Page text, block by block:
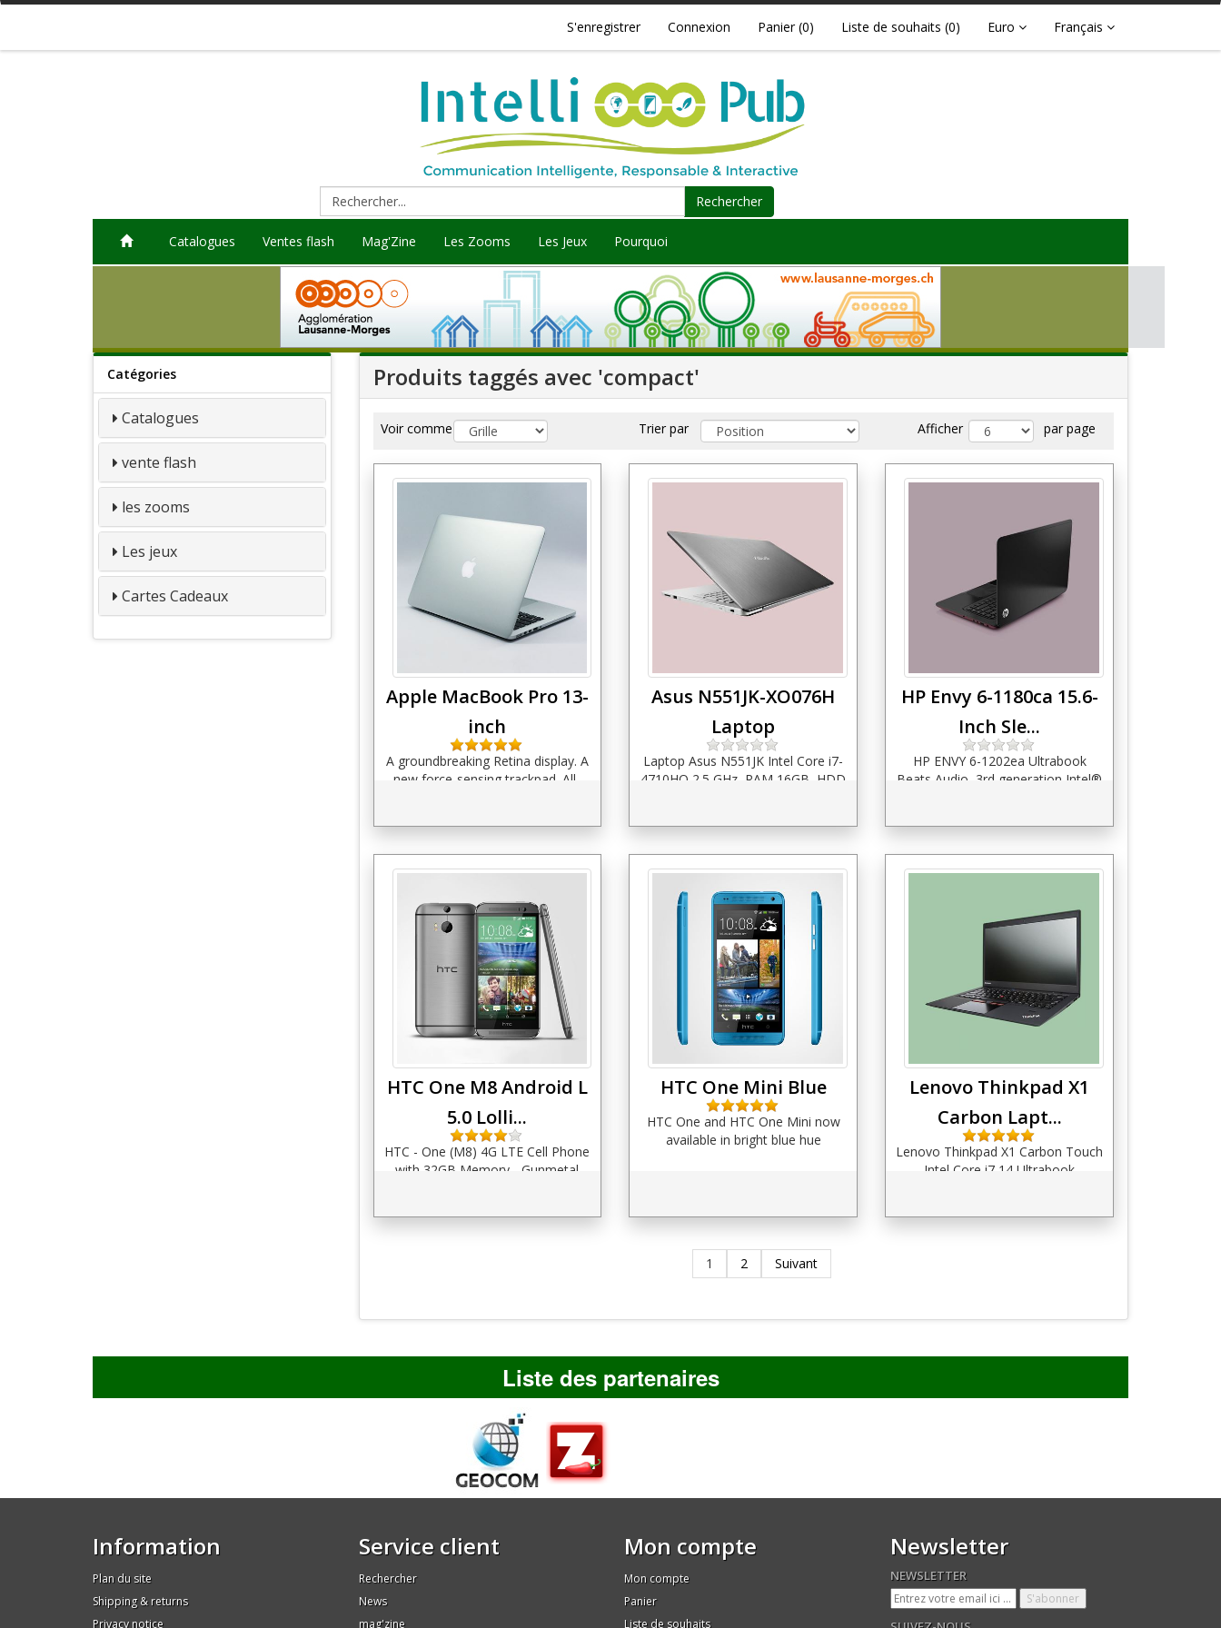
S'enregistrer Connexion Panier (0) Liste de souhaits (0) Euro Français
Rechercher
Catalogues Ventes flash Mag'Zine Les Zooms Les Jeux Pourquoi
Catégories
Catalogues
vente flash
les zooms
Les jeux
Cartes Cadeaux
Produits taggés avec 'compact'
Voir comme Trier par Afficher par page
Apple MacBook Pro 13-
inch
A groundbreaking Retina display. A
new force-sensing trackpad. All-
Asus N551JK-XO076H
Laptop
Laptop Asus N551JK Intel Core i7-
4710HQ 2.5 GHz, RAM 16GB, HDD
HP Envy 6-1180ca 15.6-
Inch Sle...
HP ENVY 6-1202ea Ultrabook
Beats Audio, 3rd generation Intel®
HTC One M8 Android L
5.0 Lolli...
HTC - One (M8) 4G LTE Cell Phone
with 32GB Memory - Gunmetal
HTC One Mini Blue
HTC One and HTC One Mini now
available in bright blue hue
Lenovo Thinkpad X1
Carbon Lapt...
Lenovo Thinkpad X1 Carbon Touch
Intel Core i7 14 Ultrabook
1 2 Suivant
Liste des partenaires
Information
Plan du site
Shipping & returns
Privacy notice
Service client
Rechercher
News
mag'zine
Mon compte
Mon compte
Panier
Liste de souhaits
Newsletter
NEWSLETTER